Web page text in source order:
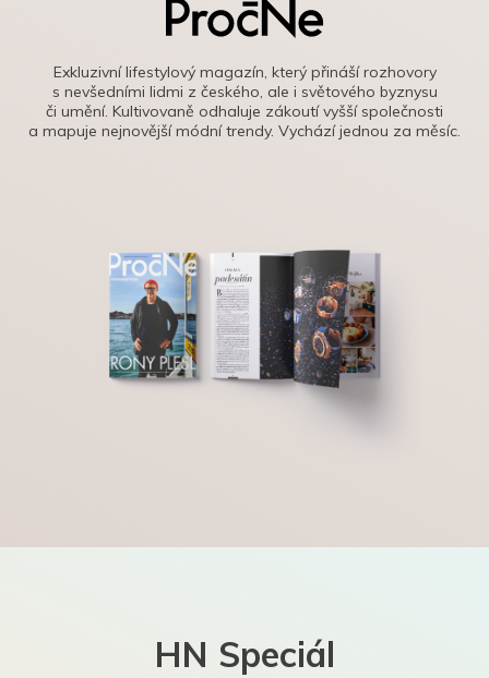
Exkluzivní lifestylový magazín, který přináší rozhovory
s nevšedními lidmi z českého, ale i světového byznysu
či umění. Kultivovaně odhaluje zákoutí vyšší společnosti
a mapuje nejnovější módní trendy. Vychází jednou za měsíc.
HN Speciál